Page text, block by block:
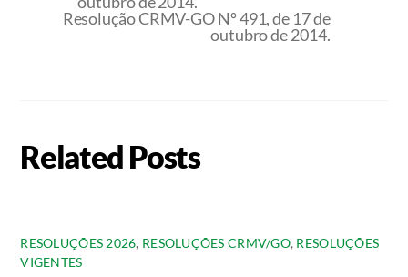
Resolução CRMV-GO Nº 491, de 17 de
outubro de 2014.
Related Posts
RESOLUÇÕES 2026, RESOLUÇÕES CRMV/GO, RESOLUÇÕES
VIGENTES